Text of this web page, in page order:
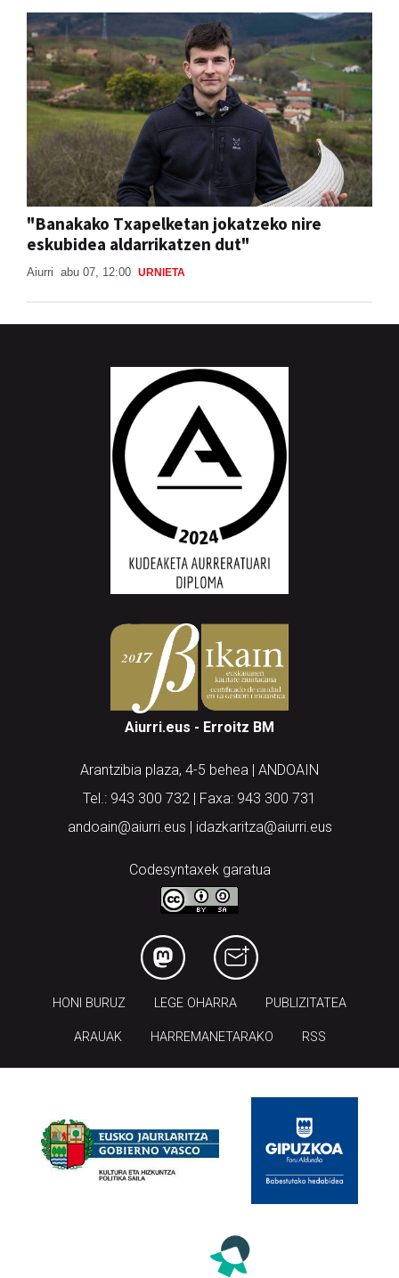
"Banakako Txapelketan jokatzeko nire
eskubidea aldarrikatzen dut"
Aiurri abu 07, 12:00 URNIETA
Aiurri.eus - Erroitz BM
Arantzibia plaza, 4-5 behea | ANDOAIN
Tel.: 943 300 732 | Faxa: 943 300 731
andoain@aiurri.eus | idazkaritza@aiurri.eus
Codesyntaxek garatua
HONI BURUZ LEGE OHARRA PUBLIZITATEA
ARAUAK HARREMANETARAKO RSS